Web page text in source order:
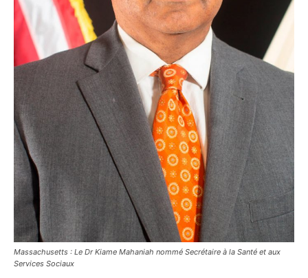
Massachusetts : Le Dr Kiame Mahaniah nommé Secrétaire à la Santé et aux
Services Sociaux